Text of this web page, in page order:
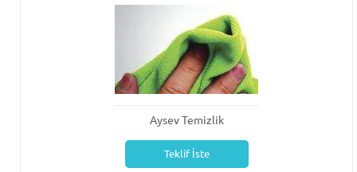
Aysev Temizlik
Teklif İste